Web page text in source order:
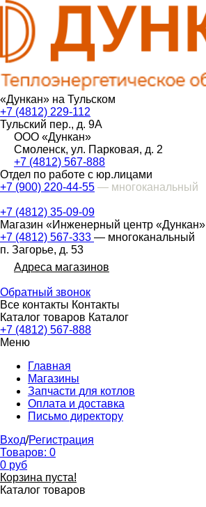
«Дункан» на Тульском
+7 (4812) 229-112
Тульский пер., д. 9А
ООО «Дункан»
Смоленск, ул. Парковая, д. 2
+7 (4812) 567-888
Отдел по работе с юр.лицами
+7 (900) 220-44-55 — многоканальный
+7 (4812) 35-09-09
Магазин «Инженерный центр «Дункан»
+7 (4812) 567-333 — многоканальный
п. Загорье, д. 53
Адреса магазинов
Обратный звонок
Все контакты Контакты
Каталог товаров Каталог
+7 (4812) 567-888
Меню
Главная
Магазины
Запчасти для котлов
Оплата и доставка
Письмо директору
Вход/Регистрация
Товаров: 0
0 руб
Корзина пуста!
Каталог товаров